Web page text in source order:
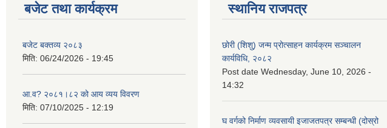
बजेट तथा कार्यक्रम
बजेट बक्तव्य २०८३
मिति: 06/24/2026 - 19:45
आ.व? २०८१।८२ को आय व्यय विवरण
मिति: 07/10/2025 - 12:19
स्थानिय राजपत्र
छोरी (शिशु) जन्म प्रोत्साहन कार्यक्रम सञ्चालन
कार्यविधि, २०८२
Post date Wednesday, June 10, 2026 -
14:32
घ वर्गको निर्माण व्यवसायी इजाजतपत्र सम्बन्धी (दोस्रो